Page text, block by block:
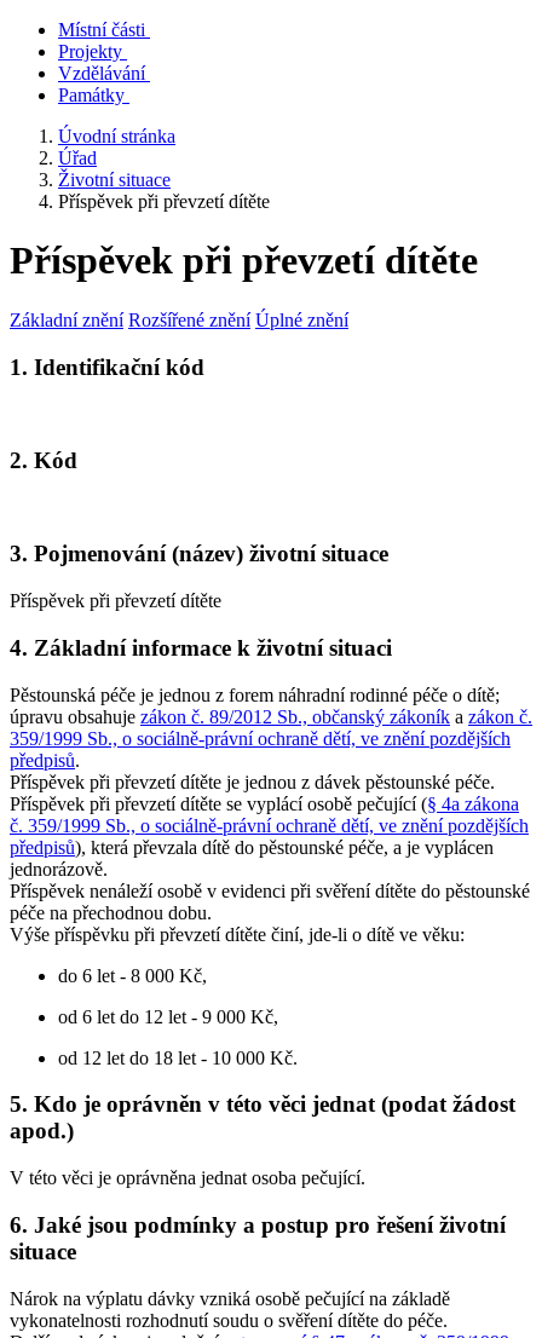
Místní části
Projekty
Vzdělávání
Památky
Úvodní stránka
Úřad
Životní situace
Příspěvek při převzetí dítěte
Příspěvek při převzetí dítěte
Základní znění Rozšířené znění Úplné znění
1. Identifikační kód
2. Kód
3. Pojmenování (název) životní situace
Příspěvek při převzetí dítěte
4. Základní informace k životní situaci
Pěstounská péče je jednou z forem náhradní rodinné péče o dítě;
úpravu obsahuje zákon č. 89/2012 Sb., občanský zákoník a zákon č.
359/1999 Sb., o sociálně-právní ochraně dětí, ve znění pozdějších
předpisů.
Příspěvek při převzetí dítěte je jednou z dávek pěstounské péče.
Příspěvek při převzetí dítěte se vyplácí osobě pečující (§ 4a zákona
č. 359/1999 Sb., o sociálně-právní ochraně dětí, ve znění pozdějších
předpisů), která převzala dítě do pěstounské péče, a je vyplácen
jednorázově.
Příspěvek nenáleží osobě v evidenci při svěření dítěte do pěstounské
péče na přechodnou dobu.
Výše příspěvku při převzetí dítěte činí, jde-li o dítě ve věku:
do 6 let - 8 000 Kč,
od 6 let do 12 let - 9 000 Kč,
od 12 let do 18 let - 10 000 Kč.
5. Kdo je oprávněn v této věci jednat (podat žádost
apod.)
V této věci je oprávněna jednat osoba pečující.
6. Jaké jsou podmínky a postup pro řešení životní
situace
Nárok na výplatu dávky vzniká osobě pečující na základě
vykonatelnosti rozhodnutí soudu o svěření dítěte do péče.